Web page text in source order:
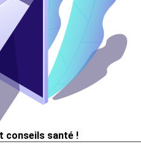
conseils santé !